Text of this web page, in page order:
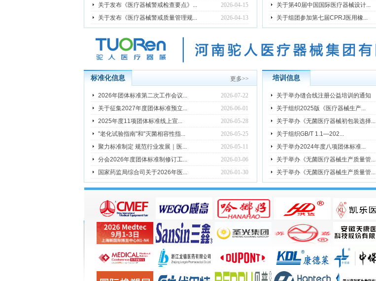
关于发布《医疗器械警戒检查要点》...
2026-04-15
关于发布《医疗器械警戒质量管理规...
2026-04-13
关于第40届中国国际医疗器械设计...
关于组团参加第七届CPRJ医用橡...
标准化信息 更多>>
2026年团体标准第二次工作会议...
2026-07-22
关于征集2027年度团体标准预立...
2026-06-01
2025年度11项团体标准线上宣...
2026-05-28
"老化试验指南"和"灭菌相容性指...
2026-05-25
聚力标准制定 规范行业发展｜医...
2026-05-11
分会2026年度团体标准制修订工...
2026-03-06
国家药监局综合司关于2026年医...
2026-01-30
培训信息
关于举办缝合线注册公益培训的通知
关于组织2025版《医疗器械生产...
关于举办《无菌医疗器械初包装选择...
关于组织GB/T 1.1—202...
关于举办2024年度八项团体标准...
关于举办《无菌医疗器械生产质量管...
关于举办《无菌医疗器械生产质量管...